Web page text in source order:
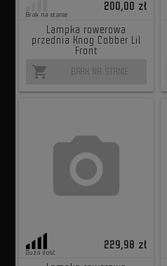
Brak na stanie
200,00 zł
Lampka rowerowa
przednia Knog Cobber Lil
Front
shopping_cart BRAK NA STANIE
Duża ilość
229,98 zł